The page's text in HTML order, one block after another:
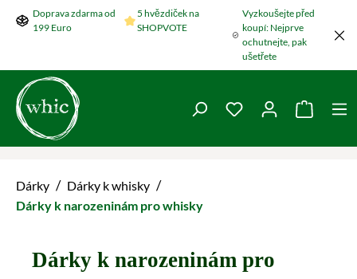
Přeskočit na hlavní obsah
Doprava zdarma od
199 Euro
5 hvězdiček na
SHOPVOTE
Vyzkoušejte před
koupí: Nejprve
ochutnejte, pak
ušetřete
Máte 0 položky v
Dárky / Dárky k whisky /
Dárky k narozeninám pro whisky
Dárky k narozeninám pro